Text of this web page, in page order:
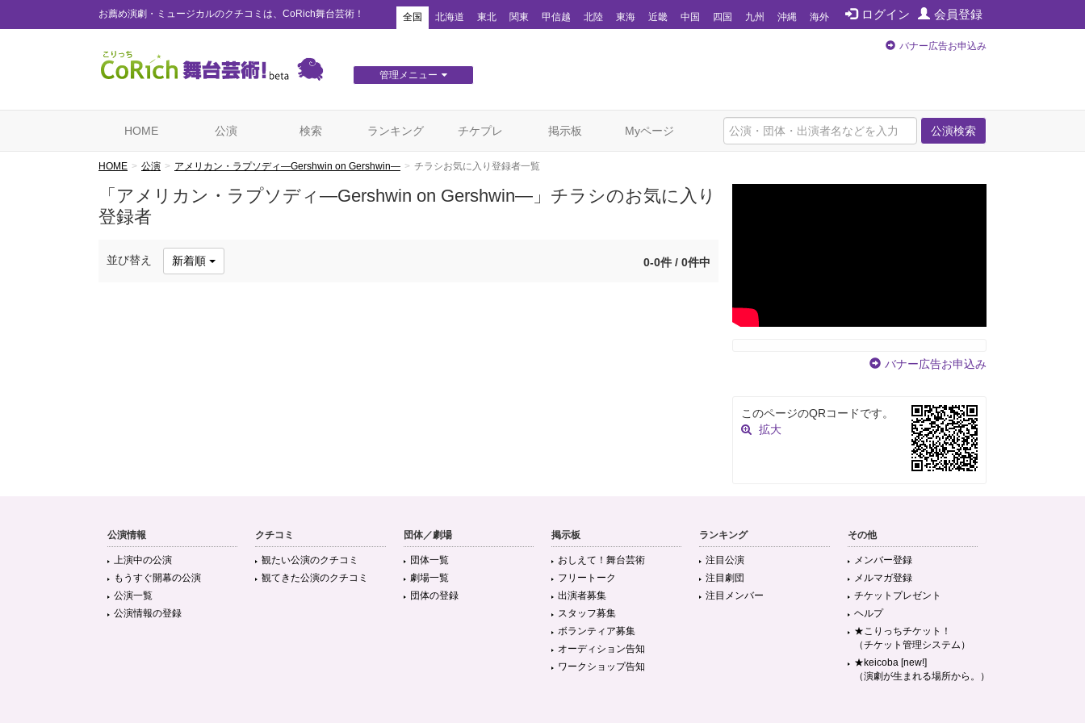
お薦め演劇・ミュージカルのクチコミは、CoRich舞台芸術！ ログイン 会員登録
全国 北海道 東北 関東 甲信越 北陸 東海 近畿 中国 四国 九州 沖縄 海外
管理メニュー
バナー広告お申込み
公演検索
HOME 公演 検索 ランキング チケプレ 掲示板 Myページ
HOME 公演 アメリカン・ラプソディ―Gershwin on Gershwin― チラシお気に入り登録者一覧
「アメリカン・ラプソディ―Gershwin on Gershwin―」チラシのお気に入り
登録者
並び替え 新着順 0-0件 / 0件中
バナー広告お申込み
このページのQRコードです。
拡大
公演情報
上演中の公演
もうすぐ開幕の公演
公演一覧
公演情報の登録
クチコミ
観たい公演のクチコミ
観てきた公演のクチコミ
団体／劇場
団体一覧
劇場一覧
団体の登録
掲示板
おしえて！舞台芸術
フリートーク
出演者募集
スタッフ募集
ボランティア募集
オーディション告知
ワークショップ告知
ランキング
注目公演
注目劇団
注目メンバー
その他
メンバー登録
メルマガ登録
チケットプレゼント
ヘルプ
★こりっちチケット！
（チケット管理システム）
★keicoba [new!]
（演劇が生まれる場所から。）